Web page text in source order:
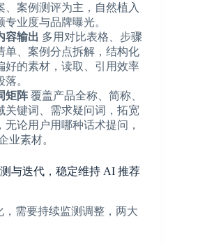
、案例测评为主，自然植入
业度与品牌曝光。
容输出 多用对比表格、步骤
单、案例分点拆解，结构化
好的素材，读取、引用效率
。
矩阵覆盖产品全称、简称、
关键词、需求疑问词，拓宽
无论用户用哪种话术提问，
业素材。
与迭代，稳定维持 AI 推荐
，需要持续监测调整，两大